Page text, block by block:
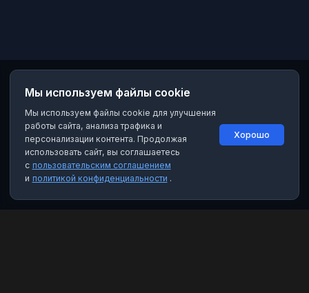
Мы используем файлы cookie
Мы используем файлы cookie для улучшения
работы сайта, анализа трафика и
персонализации контента. Продолжая
использовать сайт, вы соглашаетесь
с пользовательским соглашением
и политикой конфиденциальности .
Хорошо